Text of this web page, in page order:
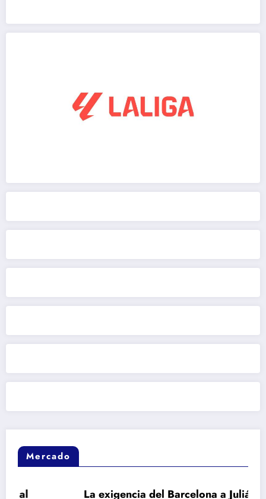
Mercado
La exigencia del Barcelona a Julián Álvarez